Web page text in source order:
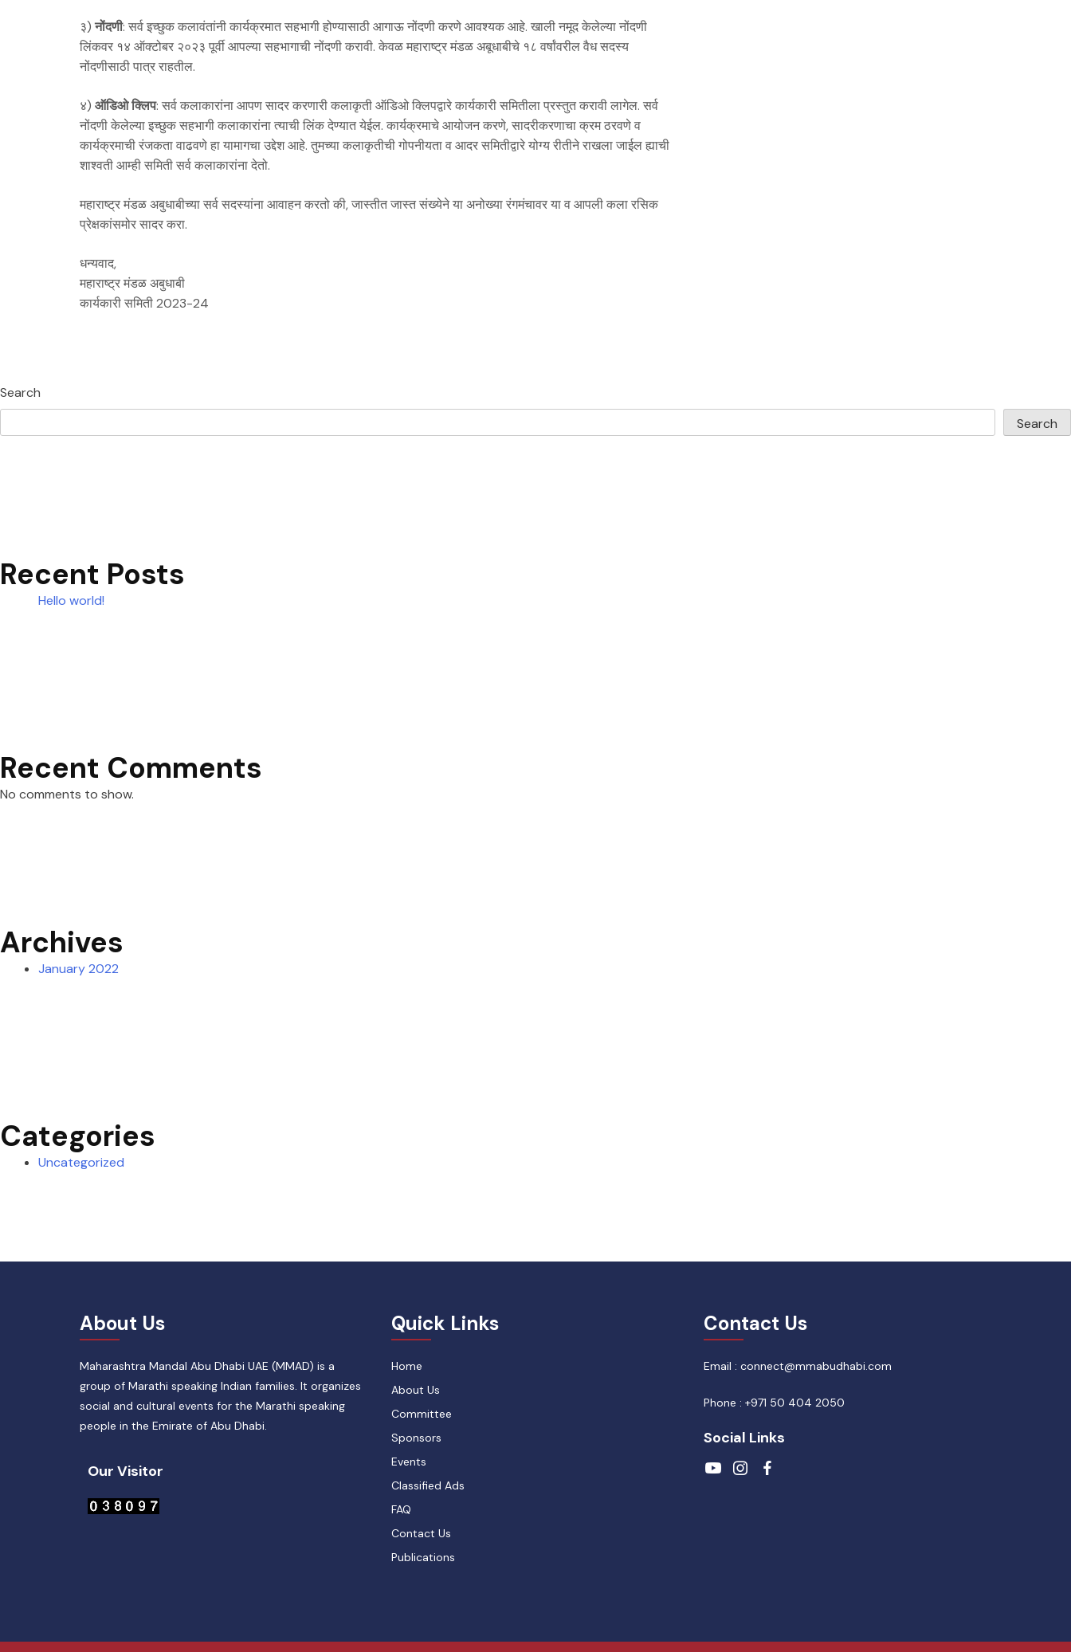
३)नोंदणी: सर्व इच्छुक कलावंतांनी कार्यक्रमात सहभागी होण्यासाठी आगाऊ नोंदणी करणे आवश्यक आहे. खाली नमूद केलेल्या नोंदणी
लिंकवर १४ ऑक्टोबर २०२३ पूर्वी आपल्या सहभागाची नोंदणी करावी. केवळ महाराष्ट्र मंडळ अबूधाबीचे १८ वर्षांवरील वैध सदस्य
नोंदणीसाठी पात्र राहतील.
४) ऑडिओ क्लिप: सर्व कलाकारांना आपण सादर करणारी कलाकृती ऑडिओ क्लिपद्वारे कार्यकारी समितीला प्रस्तुत करावी लागेल. सर्व
नोंदणी केलेल्या इच्छुक सहभागी कलाकारांना त्याची लिंक देण्यात येईल. कार्यक्रमाचे आयोजन करणे, सादरीकरणाचा क्रम ठरवणे व
कार्यक्रमाची रंजकता वाढवणे हा यामागचा उद्देश आहे. तुमच्या कलाकृतीची गोपनीयता व आदर समितीद्वारे योग्य रीतीने राखला जाईल ह्याची
शाश्वती आम्ही समिती सर्व कलाकारांना देतो.
महाराष्ट्र मंडळ अबुधाबीच्या सर्व सदस्यांना आवाहन करतो की, जास्तीत जास्त संख्येने या अनोख्या रंगमंचावर या व आपली कला रसिक
प्रेक्षकांसमोर सादर करा.
धन्यवाद,
महाराष्ट्र मंडळ अबुधाबी
कार्यकारी समिती 2023-24
Search
Search
Recent Posts
Hello world!
Recent Comments
No comments to show.
Archives
January 2022
Categories
Uncategorized
About Us
Maharashtra Mandal Abu Dhabi UAE (MMAD) is a
group of Marathi speaking Indian families. It organizes
social and cultural events for the Marathi speaking
people in the Emirate of Abu Dhabi.
Our Visitor
Quick Links
Home
About Us
Committee
Sponsors
Events
Classified Ads
FAQ
Contact Us
Publications
Contact Us
Email : connect@mmabudhabi.com
Phone : +971 50 404 2050
Social Links